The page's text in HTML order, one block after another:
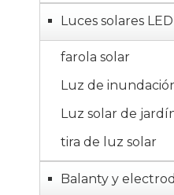
Luces solares LED
farola solar
Luz de
Luz solar de
tira de luz solar
Balanty y